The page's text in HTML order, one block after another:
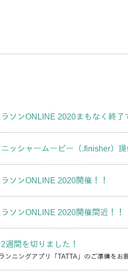
ソンONLINE 2020まもなく終了
ッシャームービー（.finisher）
ソンONLINE 2020開催！！
ソンONLINE 2020開催間近！！
週間を切りました！
ンニングアプリ「TATTA」のご準備をお